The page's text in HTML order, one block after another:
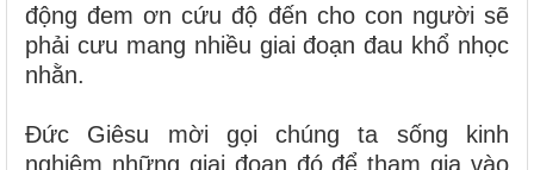
động đem ơn cứu độ đến cho con người sẽ
phải cưu mang nhiều giai đoạn đau khổ nhọc
nhằn.
Đức Giêsu mời gọi chúng ta sống kinh
nghiệm những giai đoạn đó để tham gia vào